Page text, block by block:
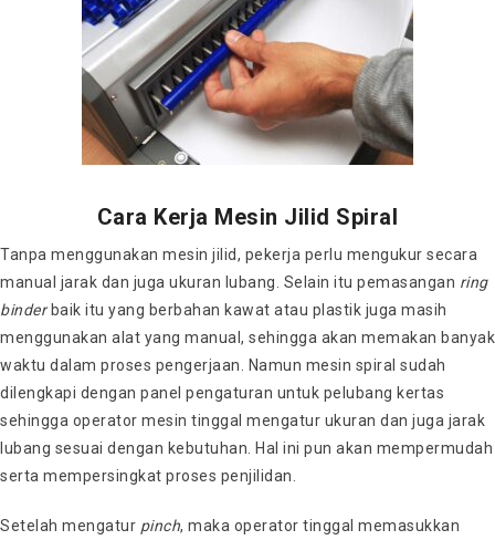
Cara Kerja Mesin Jilid Spiral
Tanpa menggunakan mesin jilid, pekerja perlu mengukur secara
manual jarak dan juga ukuran lubang. Selain itu pemasangan ring
binderbaik itu yang berbahan kawat atau plastik juga masih
menggunakan alat yang manual, sehingga akan memakan banyak
waktu dalam proses pengerjaan. Namun mesin spiral sudah
dilengkapi dengan panel pengaturan untuk pelubang kertas
sehingga operator mesin tinggal mengatur ukuran dan juga jarak
lubang sesuai dengan kebutuhan. Hal ini pun akan mempermudah
serta mempersingkat proses penjilidan.
Setelah mengatur pinch, maka operator tinggal memasukkan